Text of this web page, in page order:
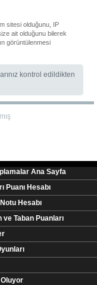
sitesi olduğunu, IP
ait olduğunu bilerek
görüntülenmesi
kontrol edildikten
Ana Sayfa
Puanı Hesabı
Hesabı
ve Taban Puanları
Oluyor